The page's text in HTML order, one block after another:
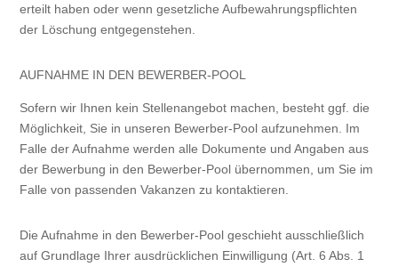
erteilt haben oder wenn gesetzliche Aufbewahrungspflichten
der Löschung entgegenstehen.
AUFNAHME IN DEN BEWERBER-POOL
Sofern wir Ihnen kein Stellenangebot machen, besteht ggf. die
Möglichkeit, Sie in unseren Bewerber-Pool aufzunehmen. Im
Falle der Aufnahme werden alle Dokumente und Angaben aus
der Bewerbung in den Bewerber-Pool übernommen, um Sie im
Falle von passenden Vakanzen zu kontaktieren.
Die Aufnahme in den Bewerber-Pool geschieht ausschließlich
auf Grundlage Ihrer ausdrücklichen Einwilligung (Art. 6 Abs. 1